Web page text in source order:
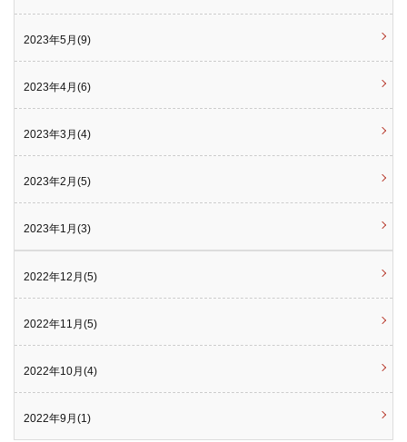
2023年5月(9)
2023年4月(6)
2023年3月(4)
2023年2月(5)
2023年1月(3)
2022年12月(5)
2022年11月(5)
2022年10月(4)
2022年9月(1)